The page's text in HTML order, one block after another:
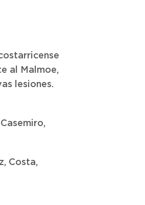
al Malmoe,
lesiones.
Costa,